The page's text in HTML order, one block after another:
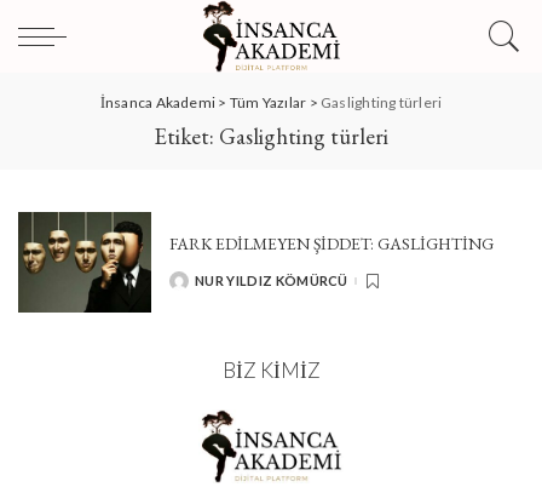
İnsanca Akademi > Tüm Yazılar > Gaslighting türleri
Etiket: Gaslighting türleri
FARK EDİLMEYEN ŞİDDET: GASLİGHTİNG
POSTEDNUR YILDIZ KÖMÜRCÜ
BIZ KIMIZ